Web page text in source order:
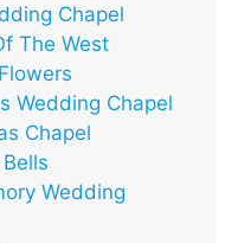
Chapel
The West
Wedding Chapel
Chapel
Wedding